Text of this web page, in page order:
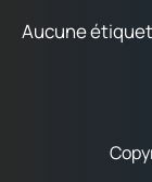
Aucune